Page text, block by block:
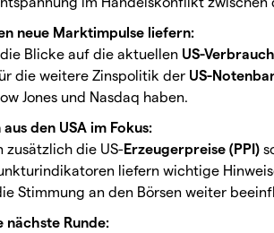
neue Marktimpulse liefern:
Blicke auf die aktuellen US-
die weitere Zinspolitik der US-
Jones und Nasdaq haben.
den USA im Fokus:
zusätzlich die US-Erzeugerpreise (PPI)
liefern wichtige
Stimmung an den Börsen weiter
nächste Runde: